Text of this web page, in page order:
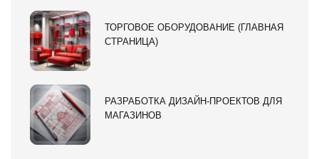
ТОРГОВОЕ ОБОРУДОВАНИЕ (ГЛАВНАЯ
СТРАНИЦА)
РАЗРАБОТКА ДИЗАЙН-ПРОЕКТОВ ДЛЯ
МАГАЗИНОВ